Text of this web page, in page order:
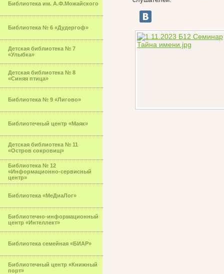
Библиотека им. А.Ф.Можайского
Библиотека № 6 «Дудергоф»
Детская библиотека № 7
«Улыбка»
Детская библиотека № 8
«Синяя птица»
Библиотека № 9 «Лигово»
Библиотечный центр «Маяк»
Детская библиотека № 11
«Остров сокровищ»
Библиотека № 12
«Информационно-сервисный
центр»
Библиотека «МеДиаЛог»
Библиотечно-информационный
центр «Интеллект»
Библиотека семейная «БИАР»
Библиотечный центр «Книжный
порт»